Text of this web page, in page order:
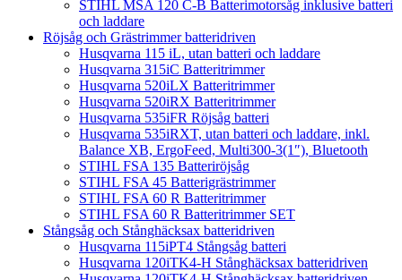
STIHL MSA 120 C-B Batterimotorsåg inklusive batteri
och laddare
Röjsåg och Grästrimmer batteridriven
Husqvarna 115 iL, utan batteri och laddare
Husqvarna 315iC Batteritrimmer
Husqvarna 520iLX Batteritrimmer
Husqvarna 520iRX Batteritrimmer
Husqvarna 535iFR Röjsåg batteri
Husqvarna 535iRXT, utan batteri och laddare, inkl.
Balance XB, ErgoFeed, Multi300-3(1″), Bluetooth
STIHL FSA 135 Batteriröjsåg
STIHL FSA 45 Batterigrästrimmer
STIHL FSA 60 R Batteritrimmer
STIHL FSA 60 R Batteritrimmer SET
Stångsåg och Stånghäcksax batteridriven
Husqvarna 115iPT4 Stångsåg batteri
Husqvarna 120iTK4-H Stånghäcksax batteridriven